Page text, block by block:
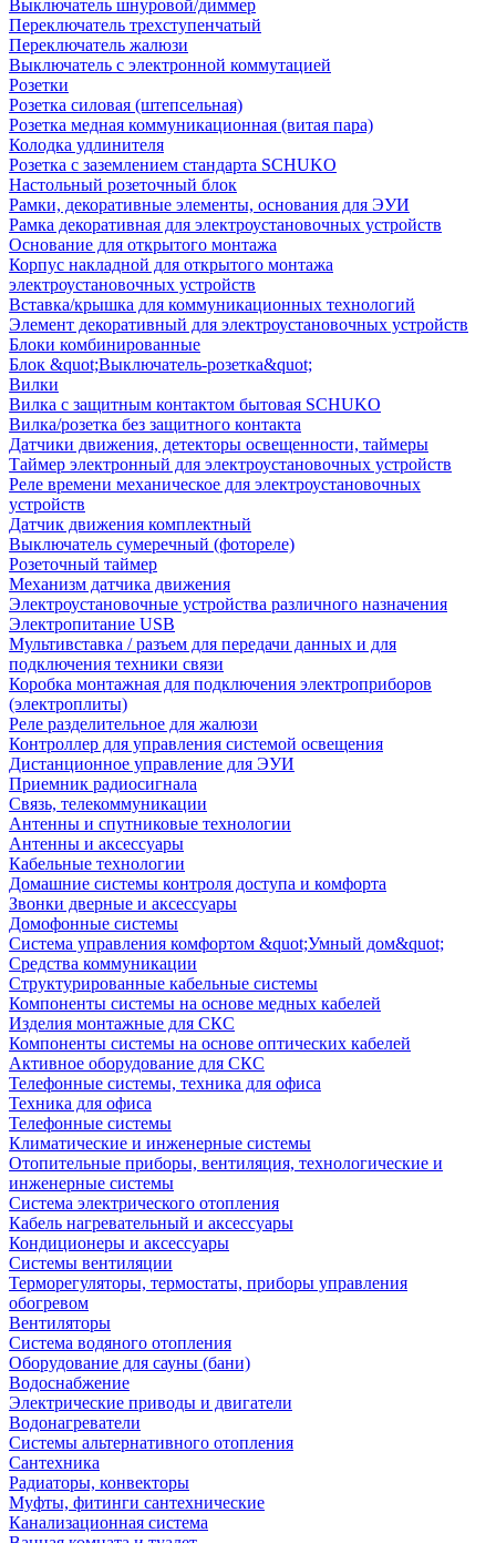
Выключатель шнуровой/диммер
Переключатель трехступенчатый
Переключатель жалюзи
Выключатель с электронной коммутацией
Розетки
Розетка силовая (штепсельная)
Розетка медная коммуникационная (витая пара)
Колодка удлинителя
Розетка с заземлением стандарта SCHUKO
Настольный розеточный блок
Рамки, декоративные элементы, основания для ЭУИ
Рамка декоративная для электроустановочных устройств
Основание для открытого монтажа
Корпус накладной для открытого монтажа
электроустановочных устройств
Вставка/крышка для коммуникационных технологий
Элемент декоративный для электроустановочных устройств
Блоки комбинированные
Блок &quot;Выключатель-розетка&quot;
Вилки
Вилка с защитным контактом бытовая SCHUKO
Вилка/розетка без защитного контакта
Датчики движения, детекторы освещенности, таймеры
Таймер электронный для электроустановочных устройств
Реле времени механическое для электроустановочных
устройств
Датчик движения комплектный
Выключатель сумеречный (фотореле)
Розеточный таймер
Механизм датчика движения
Электроустановочные устройства различного назначения
Электропитание USB
Мультивставка / разъем для передачи данных и для
подключения техники связи
Коробка монтажная для подключения электроприборов
(электроплиты)
Реле разделительное для жалюзи
Контроллер для управления системой освещения
Дистанционное управление для ЭУИ
Приемник радиосигнала
Связь, телекоммуникации
Антенны и спутниковые технологии
Антенны и аксессуары
Кабельные технологии
Домашние системы контроля доступа и комфорта
Звонки дверные и аксессуары
Домофонные системы
Система управления комфортом &quot;Умный дом&quot;
Средства коммуникации
Структурированные кабельные системы
Компоненты системы на основе медных кабелей
Изделия монтажные для СКС
Компоненты системы на основе оптических кабелей
Активное оборудование для СКС
Телефонные системы, техника для офиса
Техника для офиса
Телефонные системы
Климатические и инженерные системы
Отопительные приборы, вентиляция, технологические и
инженерные системы
Система электрического отопления
Кабель нагревательный и аксессуары
Кондиционеры и аксессуары
Системы вентиляции
Терморегуляторы, термостаты, приборы управления
обогревом
Вентиляторы
Система водяного отопления
Оборудование для сауны (бани)
Водоснабжение
Электрические приводы и двигатели
Водонагреватели
Системы альтернативного отопления
Сантехника
Радиаторы, конвекторы
Муфты, фитинги сантехнические
Канализационная система